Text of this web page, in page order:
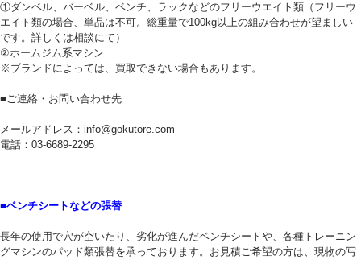
①ダンベル、バーベル、ベンチ、ラックなどのフリーウエイト類（フリーウ
エイト類の場合、単品は不可。総重量で100kg以上の組み合わせが望ましい
です。詳しくは相談にて）
②ホームジム系マシン
※ブランドによっては、買取できない場合もあります。
■ご連絡・お問い合わせ先
メールアドレス：info@gokutore.com
電話：03-6689-2295
■ベンチシートなどの張替
長年の使用で穴が空いたり、劣化が進んだベンチシートや、各種トレーニン
グマシンのパッド類張替を承っております。お見積ご希望の方は、現物の写